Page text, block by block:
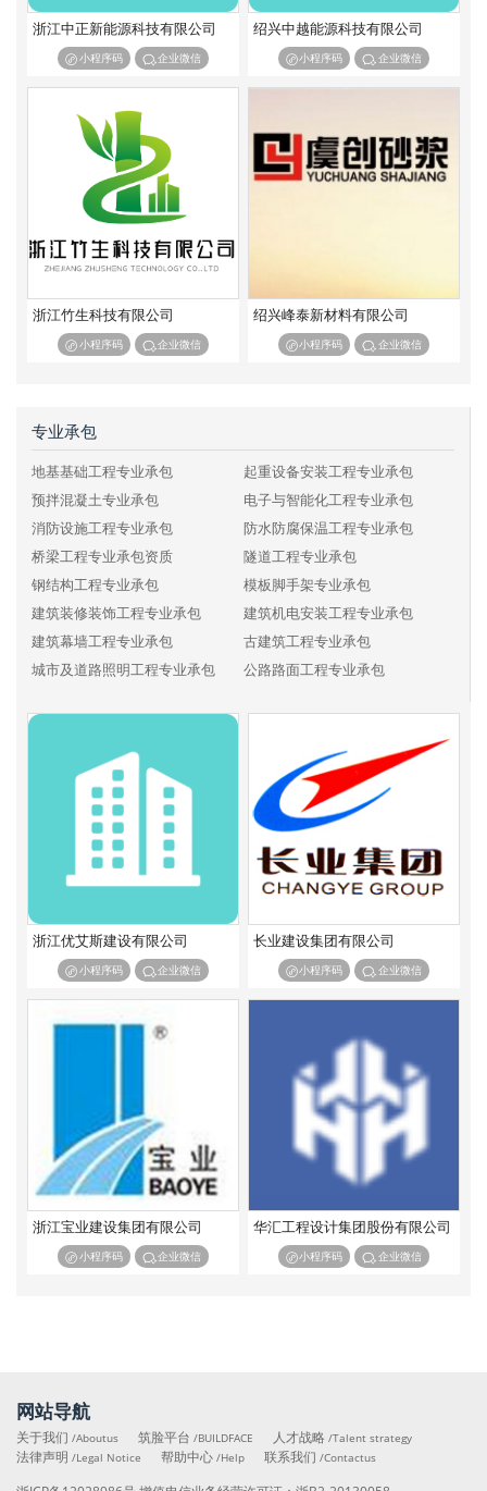
浙江中正新能源科技有限公司
小程序码 企业微信
绍兴中越能源科技有限公司
小程序码 企业微信
浙江竹生科技有限公司
小程序码 企业微信
绍兴峰泰新材料有限公司
小程序码 企业微信
专业承包
地基基础工程专业承包
起重设备安装工程专业承包
预拌混凝土专业承包
电子与智能化工程专业承包
消防设施工程专业承包
防水防腐保温工程专业承包
桥梁工程专业承包资质
隧道工程专业承包
钢结构工程专业承包
模板脚手架专业承包
建筑装修装饰工程专业承包
建筑机电安装工程专业承包
建筑幕墙工程专业承包
古建筑工程专业承包
城市及道路照明工程专业承包
公路路面工程专业承包
铁路电气化工程专业承包
机场场道工程专业承包
民航空管工程及机场弱电系统工程专业承包
机场目视助航工程专业承包
港口与海岸工程专业承包
航道工程专业承包
港航设备安装及水上交管工程专业承包
水工金属结构制作与安装工程专业承包
水利水电机电安装工程专业承包
河湖整治工程专业承包
输变电工程专业承包
核工程专业承包
海洋石油工程专业承包
环保工程专业承包
浙江优艾斯建设有限公司
小程序码 企业微信
长业建设集团有限公司
小程序码 企业微信
浙江宝业建设集团有限公司
小程序码 企业微信
华汇工程设计集团股份有限公司
小程序码 企业微信
网站导航
关于我们 /Aboutus 筑脸平台/BUILDFACE 人才战略/Talent strategy
法律声明 /Legal Notice 帮助中心/Help 联系我们/Contactus